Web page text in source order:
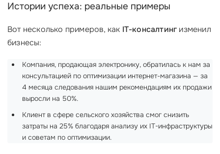
Истории успеха: реальные примеры
Вот несколько примеров, как IT-консалтинг изменил
бизнесы:
Компания, продающая электронику, обратилась к нам за
консультацией по оптимизации интернет-магазина — за
4 месяца следования нашим рекомендациям их продажи
выросли на 50%.
Клиент в сфере сельского хозяйства смог снизить
затраты на 25% благодаря анализу их IT-инфраструктуры
и советам по оптимизации.